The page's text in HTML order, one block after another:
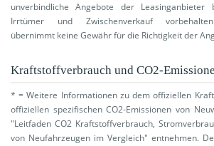
unverbindliche Angebote der Leasinganbieter
Irrtümer und Zwischenverkauf
übernimmt keine Gewähr für die Richtigkeit der
Kraftstoffverbrauch und CO2-
* = Weitere Informationen zu dem offiziellen
offiziellen spezifischen CO2-Emissionen von
"Leitfaden CO2 Kraftstoffverbrauch,
von Neufahrzeugen im Vergleich" entnehmen.